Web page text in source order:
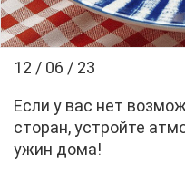
12 / 06 / 23
Ес­ли у вас нет
сто­ран, устрой­те
ужин до­ма!